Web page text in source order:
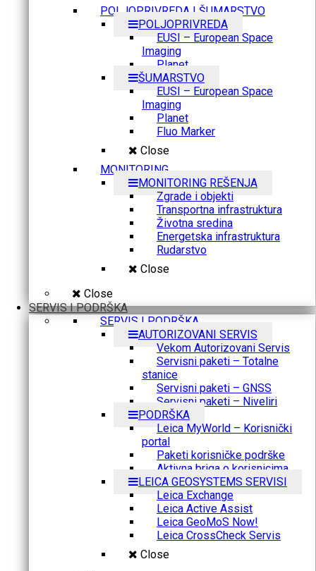
POLJOPRIVREDA I ŠUMARSTVO
POLJOPRIVREDA
EUSI – European Space
Imaging
Planet
ŠUMARSTVO
EUSI – European Space
Imaging
Planet
Fluo Marker
Close
MONITORING
MONITORING REŠENJA
Zgrade i objekti
Transportna infrastruktura
Životna sredina
Energetska infrastruktura
Rudarstvo
Close
Close
SERVIS I PODRŠKA
SERVIS I PODRŠKA
AUTORIZOVANI SERVIS
Vekom Autorizovani Servis
Servisni paketi – Totalne
stanice
Servisni paketi – GNSS
Servisni paketi – Niveliri
PODRŠKA
Leica MyWorld – Korisnički
portal
Paketi korisničke podrške
Aktivna briga o korisnicima
LEICA GEOSYSTEMS SERVISI
Leica Exchange
Leica Active Assist
Leica GeoMoS Now!
Leica CrossCheck Servis
Close